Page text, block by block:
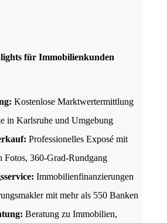
für Immobilienkunden
Kostenlose Marktwertermittlung
in Karlsruhe und Umgebung
Professionelles Exposé mit
Fotos, 360-Grad-Rundgang
Immobilienfinanzierungen
mit mehr als 550 Banken
Beratung zu Immobilien,